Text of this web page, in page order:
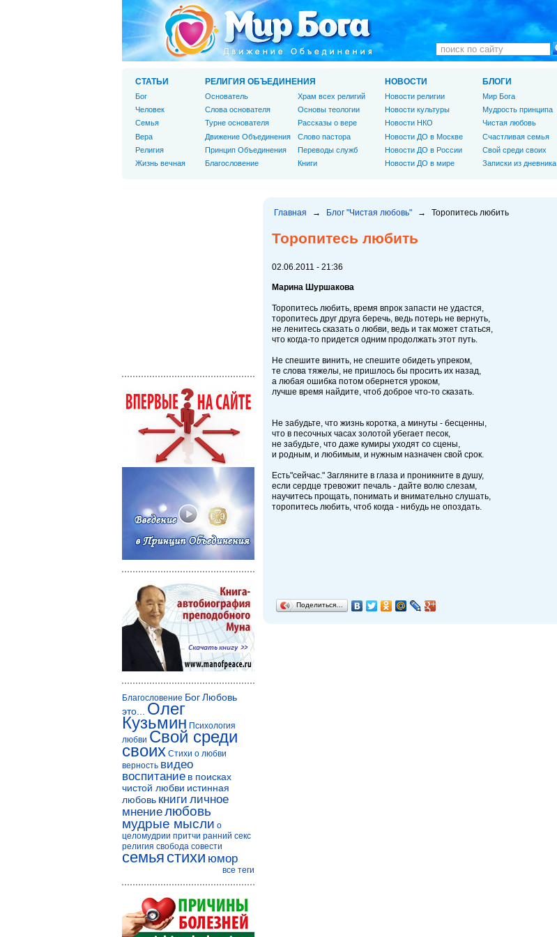
Главная → Блог "Чистая любовь" → Торопитесь любить
Торопитесь любить
02.06.2011 - 21:36
Марина Шуршакова
Торопитесь любить, время впрок запасти не удастся,
торопитесь друг друга беречь, ведь потерь не вернуть,
не ленитесь сказать о любви, ведь и так может статься,
что когда-то придется одним продолжать этот путь.
Не спешите винить, не спешите обидеть упреком,
те слова тяжелы, не пришлось бы просить их назад,
а любая ошибка потом обернется уроком,
лучше время найдите, чтоб доброе что-то сказать.
Не забудьте, что жизнь коротка, а минуты - бесценны,
что в песочных часах золотой убегает песок,
не забудьте, что даже кумиры уходят со сцены,
и родным, и любимым, и нужным назначен свой срок.
Есть"сейчас." Загляните в глаза и проникните в душу,
если сердце тревожит печаль - дайте волю слезам,
научитесь прощать, понимать и внимательно слушать,
торопитесь любить, чтоб когда - нибудь не опоздать.
Поделиться…
СТАТЬИ
Бог
Человек
Cемья
Вера
Религия
Жизнь вечная
РЕЛИГИЯ ОБЪЕДИНЕНИЯ
Основатель
Слова основателя
Турне основателя
Движение Объединения
Принцип Объединения
Благословение
Храм всех религий
Основы теологии
Рассказы о вере
Слово пастора
Переводы служб
Книги
НОВОСТИ
Новости религии
Новости культуры
Новости НКО
Новости ДО в Москве
Новости ДО в России
Новости ДО в мире
БЛОГИ
Мир Бога
Мудрость принципа
Чистая любовь
Счастливая семья
Свой среди своих
Записки из дневника
Благословение БогЛюбовь
это...
Олег
Кузьмин Психология
любви Свой среди
своих Стихи о любви
верность видео
воспитание в поисках
чистой любви истинная
любовь книги личное
мнениелюбовь
мудрые мысли о
целомудрии притчи ранний секс
религия свобода совести
семья стихи юмор
все теги